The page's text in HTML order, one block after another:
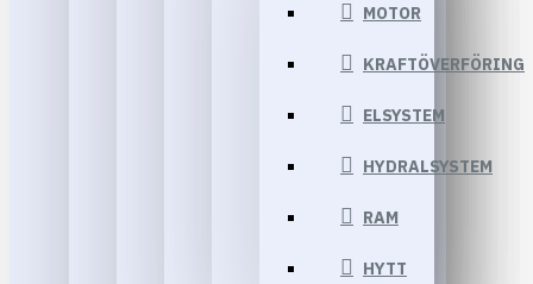
MOTOR
KRAFTÖVERFÖRING
ELSYSTEM
HYDRALSYSTEM
RAM
HYTT